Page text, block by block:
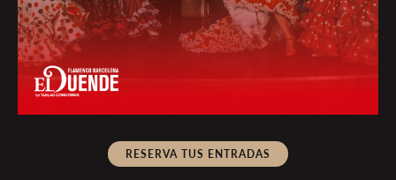
RESERVA TUS ENTRADAS